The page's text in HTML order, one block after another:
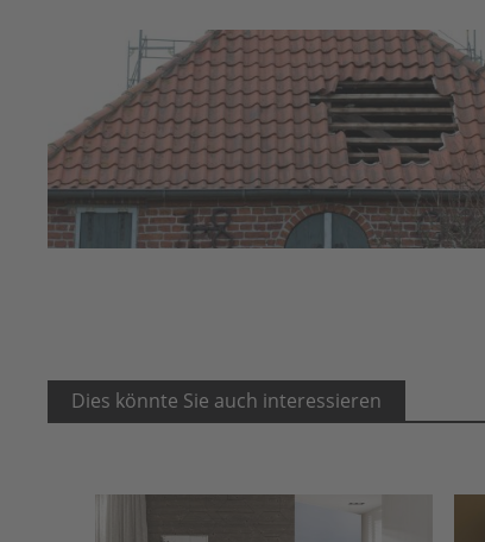
Dies könnte Sie auch interessieren